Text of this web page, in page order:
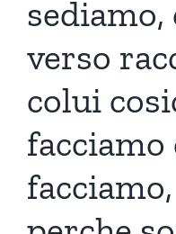
verso
colui
facciamo